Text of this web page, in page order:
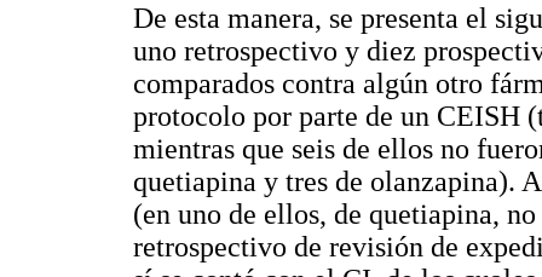
De esta manera, se presenta el
uno retrospectivo y diez
comparados contra algún otro
protocolo por parte de un CEISH
mientras que seis de ellos no
quetiapina y tres de olanzapina).
(en uno de ellos, de quetiapina,
retrospectivo de revisión de